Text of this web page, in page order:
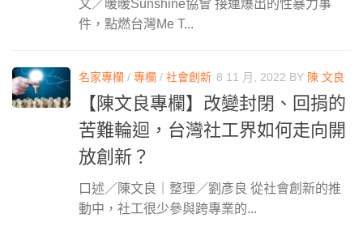
文／暖暖Sunshine協會 接連爆出的性暴力事
件，點燃台灣Me T...
名家專欄 / 專欄 / 社會創新 8 11 月, 2022 BY 陳 文良
【陳文良專欄】改變封閉、回捐的
苦難輪迴，台灣社工界如何走向開
放創新？
口述／陳文良｜整理／劉彥良 從社會創新的推
動中，社工很少參與跨專業的...